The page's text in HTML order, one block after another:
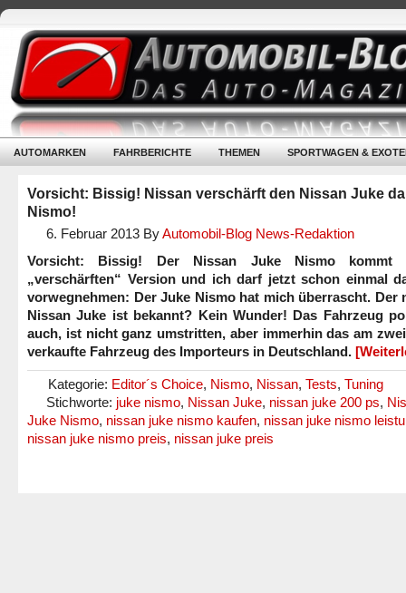
AUTOMARKEN FAHRBERICHTE THEMEN SPORTWAGEN &
Vorsicht: Bissig! Nissan verschärft den Nissan Juke
Nismo!
6. Februar 2013 ByAutomobil-Blog News-Redaktion
Vorsicht: Bissig! Der Nissan Juke Nismo
„verschärften“ Version und ich darf jetzt schon einmal
vorwegnehmen: Der Juke Nismo hat mich überrascht. Der
Nissan Juke ist bekannt? Kein Wunder! Das Fahrzeug
auch, ist nicht ganz umstritten, aber immerhin das am
verkaufte Fahrzeug des Importeurs in Deutschland.
Kategorie: Editor´s Choice, Nismo, Nissan, Tests, Tuning
Stichworte: juke nismo, Nissan Juke, nissan juke 200 ps,
Juke Nismo, nissan juke nismo kaufen, nissan juke nismo
nissan juke nismo preis, nissan juke preis